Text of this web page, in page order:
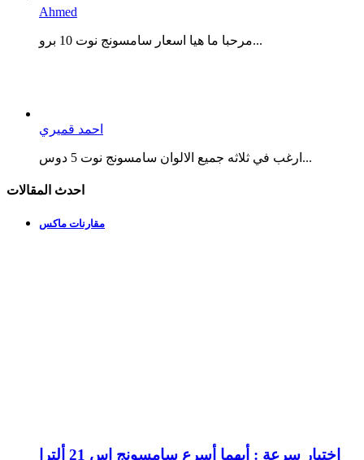
Ahmed
مرحبا ما هيا اسعار سامسونج نوت 10 برو...
احمد قميري
ارغب في ثلاثه جميع الالوان سامسونج نوت 5 دوس...
احدث المقالات
مقارنات ماكس
إختبار سرعة : أيهما أسرع سامسونج اس 21 ألترا